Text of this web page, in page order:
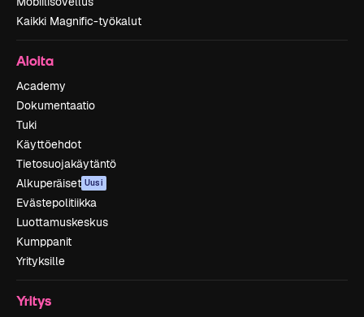
Kaikki Magnific-työkalut
Aloita
Academy
Dokumentaatio
Tuki
Käyttöehdot
Tietosuojakäytäntö
Alkuperäiset Uusi
Evästepolitiikka
Luottamuskeskus
Kumppanit
Yrityksille
Yritys